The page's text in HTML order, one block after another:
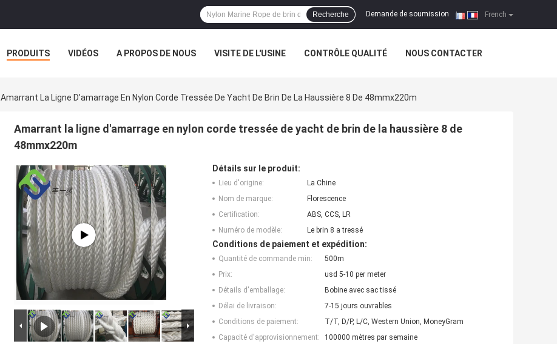
French
Demande de soumission |
Recherche
PRODUITS VIDÉOS A PROPOS DE NOUS VISITE DE L'USINE CONTRÔLE QUALITÉ NOUS CONTACTER
Amarrant La Ligne D'amarrage En Nylon Corde Tressée De Yacht De Brin De La Haussière 8 De 48mmx220m
Amarrant la ligne d'amarrage en nylon corde tressée de yacht de brin de la haussière 8 de
48mmx220m
Détails sur le produit:
Lieu d'origine:
La Chine
Nom de marque:
Florescence
Certification:
ABS, CCS, LR
Numéro de modèle:
Le brin 8 a tressé
Conditions de paiement et expédition:
Quantité de commande min:
500m
Prix:
usd 5-10 per meter
Détails d'emballage:
Bobine avec sac tissé
Délai de livraison:
7-15 jours ouvrables
Conditions de paiement:
T/T, D/P, L/C, Western Union, MoneyGram
Capacité d'approvisionnement:
100000 mètres par semaine